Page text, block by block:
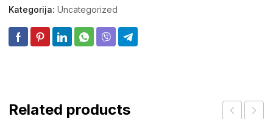
Kategorija: Uncategorized
Related products